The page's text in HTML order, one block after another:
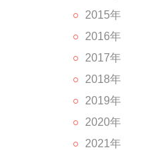
2015年
2016年
2017年
2018年
2019年
2020年
2021年